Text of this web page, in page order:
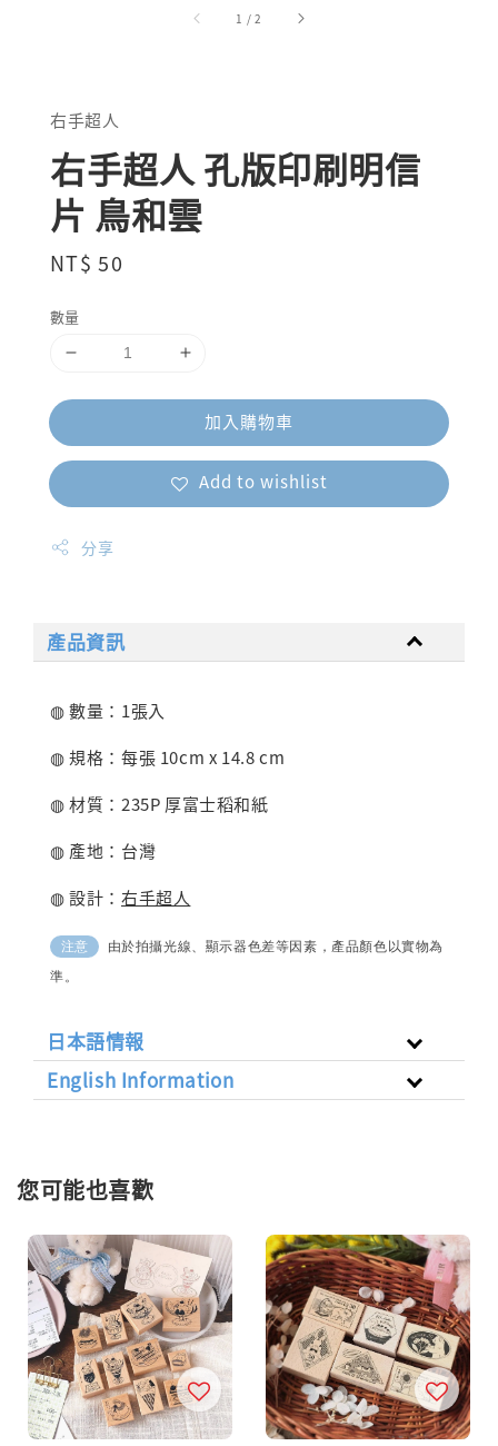
1 /2
右手超人
右手超人 孔版印刷明信
片 鳥和雲
Regular
NT$ 50
數量
加入購物車
Add to wishlist
分享
產品資訊
◍ 數量：1張入
◍ 規格：每張 10cm x 14.8 cm
◍ 材質：235P 厚富士稻和紙
◍ 產地：台灣
◍ 設計： 右手超人
注意
由於拍攝光線、顯示器色差等因素，產品顏色以實物為
準。
日本語情報
English Information
您可能也喜歡